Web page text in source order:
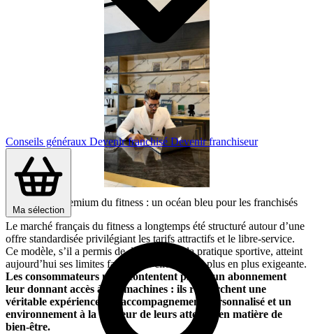
Conseils généraux Devenir franchisé Devenir franchiseur
Ma sélection
Le segment premium du fitness : un océan bleu pour les franchisés
Le marché français du fitness a longtemps été structuré autour d’une
offre standardisée privilégiant les tarifs attractifs et le libre-service.
Ce modèle, s’il a permis de démocratiser la pratique sportive, atteint
aujourd’hui ses limites face à une clientèle de plus en plus exigeante.
Les consommateurs ne se contentent plus d’un abonnement
leur donnant accès à des machines : ils recherchent une
véritable expérience, un accompagnement personnalisé et un
environnement à la hauteur de leurs attentes en matière de
bien-être.